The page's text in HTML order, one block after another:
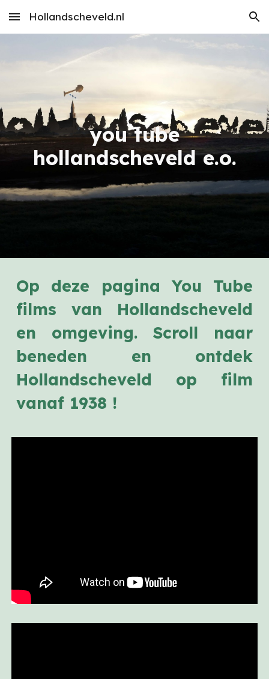
Skip to main content Skip to navigation
Hollandscheveld.nl
you tube
hollandscheveld e.o.
Op deze pagina You Tube
films van Hollandscheveld
en omgeving. Scroll naar
beneden en ontdek
Hollandscheveld op film
vanaf 1938 !